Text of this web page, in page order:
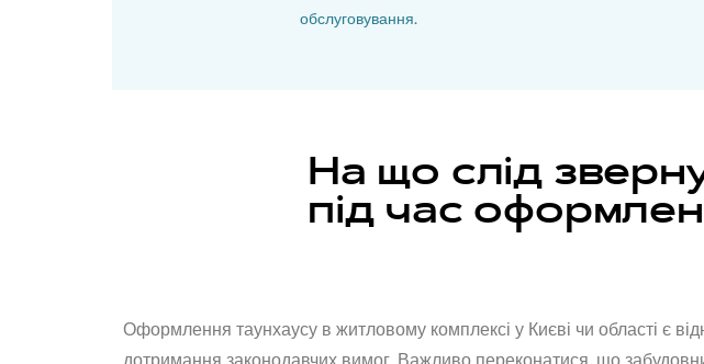
обслуговування.
На що слід
під час
Оформлення таунхаусу в житловому комплексі у Києві чи області є